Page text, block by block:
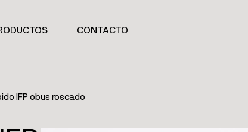
CONTACTO
IFP obus roscado